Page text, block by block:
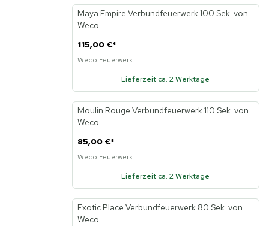
Maya Empire Verbundfeuerwerk 100 Sek. von
Weco
115,00 €*
Weco Feuerwerk
Lieferzeit ca. 2 Werktage
Moulin Rouge Verbundfeuerwerk 110 Sek. von
Weco
85,00 €*
Weco Feuerwerk
Lieferzeit ca. 2 Werktage
Exotic Place Verbundfeuerwerk 80 Sek. von
Weco